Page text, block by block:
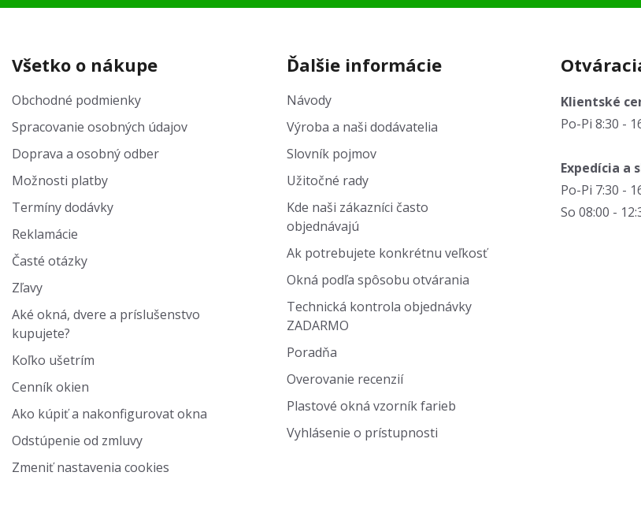
Všetko o nákupe
Obchodné podmienky
Spracovanie osobných údajov
Doprava a osobný odber
Možnosti platby
Termíny dodávky
Reklamácie
Časté otázky
Zľavy
Aké okná, dvere a príslušenstvo
kupujete?
Koľko ušetrím
Cenník okien
Ako kúpiť a nakonfigurovat okna
Odstúpenie od zmluvy
Zmeniť nastavenia cookies
Ďalšie informácie
Návody
Výroba a naši dodávatelia
Slovník pojmov
Užitočné rady
Kde naši zákazníci často
objednávajú
Ak potrebujete konkrétnu veľkosť
Okná podľa spôsobu otvárania
Technická kontrola objednávky
ZADARMO
Poradňa
Overovanie recenzií
Plastové okná vzorník farieb
Vyhlásenie o prístupnosti
Klientské
Po-Pi 8:30 -
Expedícia a
Po-Pi 7:30 -
So 08:00 -